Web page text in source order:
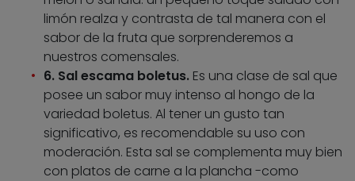
limón realza y contrasta de tal manera con el
sabor de la fruta que sorprenderemos a
nuestros comensales.
6. Sal escama boletus. Es una clase de sal que
posee un sabor muy intenso al hongo de la
variedad boletus. Al tener un gusto tan
significativo, es recomendable su uso con
moderación. Esta sal se complementa muy bien
con platos de carne a la plancha -como